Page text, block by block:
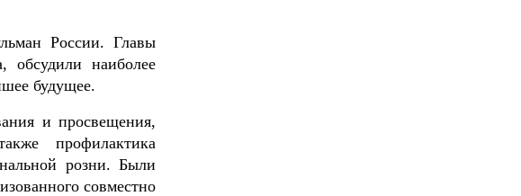
России. Главы
обсудили наиболее
будущее.
и просвещения,
профилактика
розни. Были
совместно